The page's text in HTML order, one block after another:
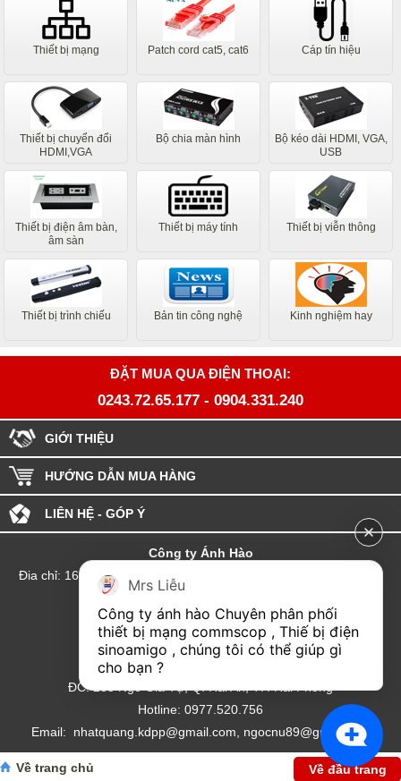
Thiết bị mạng Patch cord cat5, cat6 Cáp tín hiệu
Thiết bị chuyển đổi
HDMI,VGA
Bộ chia màn hình
Bộ kéo dài HDMI, VGA,
USB
Thiết bị điện âm bàn,
âm sàn
Thiết bị máy tính Thiết bị viễn thông
Thiết bị trình chiếu Bản tin công nghệ Kinh nghiệm hay
ĐẶT MUA QUA ĐIỆN THOẠI:
0243.72.65.177 - 0904.331.240
GIỚI THIỆU
HƯỚNG DẪN MUA HÀNG
LIÊN HỆ - GÓP Ý
Công ty Ánh Hào
Đia chỉ: 164 Phố Chùa Láng - Phường Láng - Thành phố Hà Nội
Email: Kinhdoanhanhhao@gmail.com
Đại lý Hải Phòng
ĐC: 235 Ngô Gia Tự, Q. Hải An, TP. Hải Phòng
Hotline: 0977.520.756
Email: nhatquang.kdpp@gmail.com, ngocnu89@gmail.com
Về đầu trang
Về trang chủ
Mrs Liễu
Công ty ánh hào Chuyên phân phối
thiết bị mạng commscop , Thiế bị điện
sinoamigo , chúng tôi có thể giúp gì
cho bạn ?